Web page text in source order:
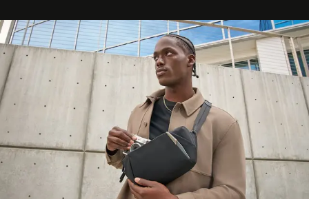
của nam nghệ sĩ khi lần đầu tiên anh trình làng một MV
solo được đầu tư toàn diện từ sáng tác, sản xuất, trình
diễn đến hình ảnh.